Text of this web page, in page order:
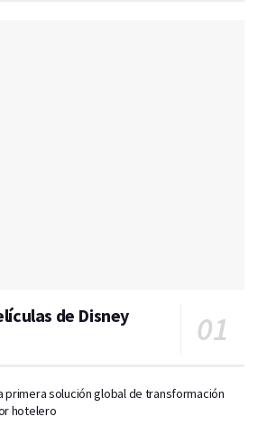
de Disney
primera solución global de transformación
hotelero